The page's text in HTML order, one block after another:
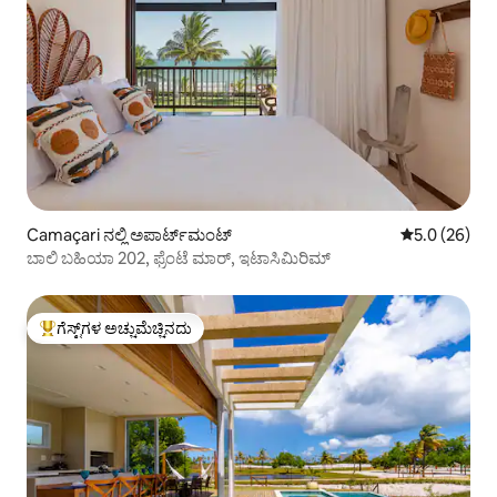
Camaçari ನಲ್ಲಿ ಅಪಾರ್ಟ್‌ಮಂಟ್ 5 ರಲ್ಲಿ 5.0
5.0 (26)
ಬಾಲಿ ಬಹಿಯಾ 202, ಫ್ರೆಂಟೆ ಮಾರ್, ಇಟಾಸಿಮಿರಿಮ್
ಗೆಸ್ಟ್‌ಗಳಿಗೆ ಅತಿ ಹೆಚ್ಚು ಅಚ್ಚುಮೆಚ್ಚಿನದು
ಗೆಸ್ಟ್‌ಗಳ ಅಚ್ಚುಮೆಚ್ಚಿನದು